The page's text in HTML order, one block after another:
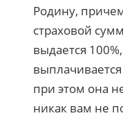
Родину,
страховой
выдается
при этом она
никак вам не